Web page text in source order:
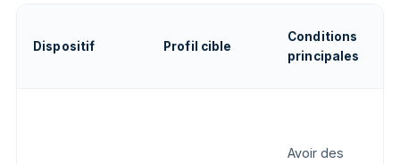
Dispositif Profil cible
Conditions
principales
Avoir des